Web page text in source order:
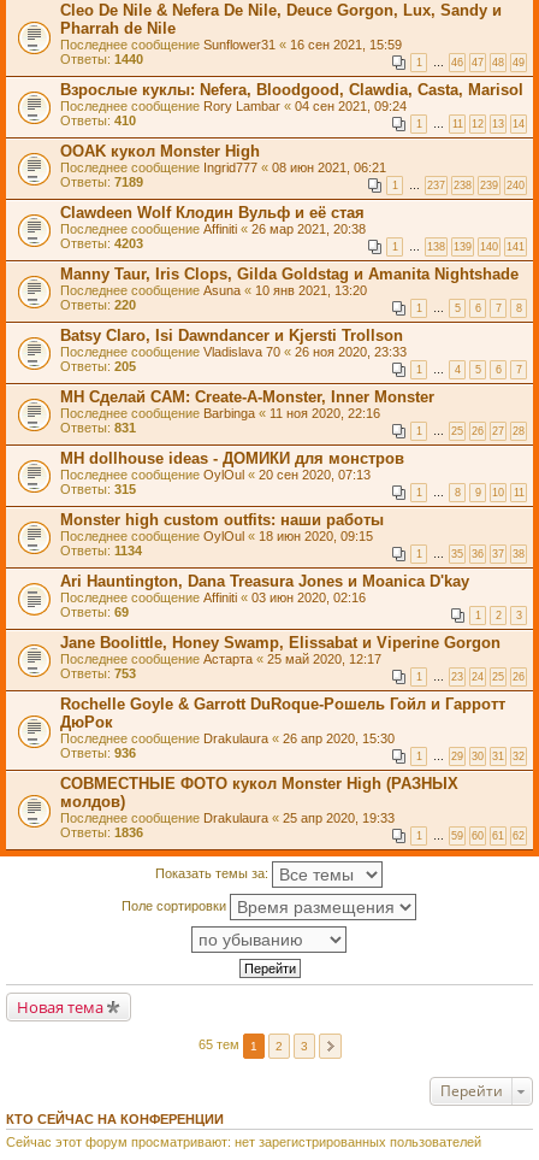
Cleo De Nile & Nefera De Nile, Deuce Gorgon, Lux, Sandy и
Pharrah de Nile
Последнее сообщение Sunflower31 « 16 сен 2021, 15:59
Ответы: 1440 1 … 46 47 48 49
Взрослые куклы: Nefera, Bloodgood, Clawdia, Casta, Marisol
Последнее сообщение Rory Lambar « 04 сен 2021, 09:24
Ответы: 410 1 … 11 12 13 14
OOАK кукол Monster High
Последнее сообщение Ingrid777 « 08 июн 2021, 06:21
Ответы: 7189 1 … 237 238 239 240
Clawdeen Wolf Клодин Вульф и её стая
Последнее сообщение Affiniti « 26 мар 2021, 20:38
Ответы: 4203 1 … 138 139 140 141
Manny Taur, Iris Clops, Gilda Goldstag и Amanita Nightshade
Последнее сообщение Asuna « 10 янв 2021, 13:20
Ответы: 220 1 … 5 6 7 8
Batsy Claro, Isi Dawndancer и Kjersti Trollson
Последнее сообщение Vladislava 70 « 26 ноя 2020, 23:33
Ответы: 205 1 … 4 5 6 7
MH Сделай САМ: Create-A-Monster, Inner Monster
Последнее сообщение Barbinga « 11 ноя 2020, 22:16
Ответы: 831 1 … 25 26 27 28
MH dollhouse ideas - ДОМИКИ для монстров
Последнее сообщение OylOul « 20 сен 2020, 07:13
Ответы: 315 1 … 8 9 10 11
Monster high custom outfits: наши работы
Последнее сообщение OylOul « 18 июн 2020, 09:15
Ответы: 1134 1 … 35 36 37 38
Ari Hauntington, Dana Treasura Jones и Moanica D'kay
Последнее сообщение Affiniti « 03 июн 2020, 02:16
Ответы: 69 1 2 3
Jane Boolittle, Honey Swamp, Elissabat и Viperine Gorgon
Последнее сообщение Астарта « 25 май 2020, 12:17
Ответы: 753 1 … 23 24 25 26
Rochelle Goyle & Garrott DuRoque-Рошель Гойл и Гарротт
ДюРок
Последнее сообщение Drakulaura « 26 апр 2020, 15:30
Ответы: 936 1 … 29 30 31 32
СОВМЕСТНЫЕ ФОТО кукол Monster High (РАЗНЫХ
молдов)
Последнее сообщение Drakulaura « 25 апр 2020, 19:33
Ответы: 1836 1 … 59 60 61 62
Показать темы за:
Поле сортировки
Новая тема
65 тем 1 2 3
Перейти
КТО СЕЙЧАС НА КОНФЕРЕНЦИИ
Сейчас этот форум просматривают: нет зарегистрированных пользователей